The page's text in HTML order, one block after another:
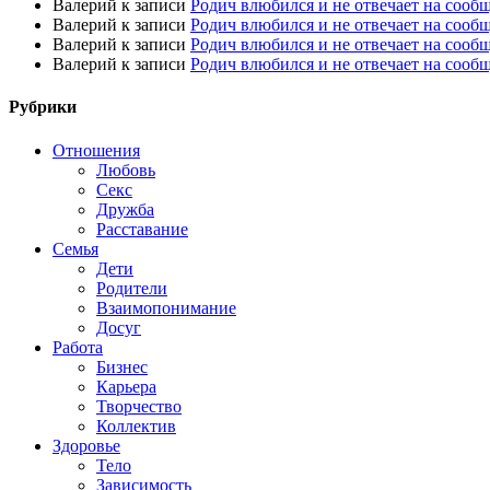
Валерий к записи Родич влюбился и не отвечает на
Валерий к записи Родич влюбился и не отвечает на
Валерий к записи Родич влюбился и не отвечает на
Валерий к записи Родич влюбился и не отвечает на
Рубрики
Отношения
Любовь
Секс
Дружба
Расставание
Семья
Дети
Родители
Взаимопонимание
Досуг
Работа
Бизнес
Карьера
Творчество
Коллектив
Здоровье
Тело
Зависимость